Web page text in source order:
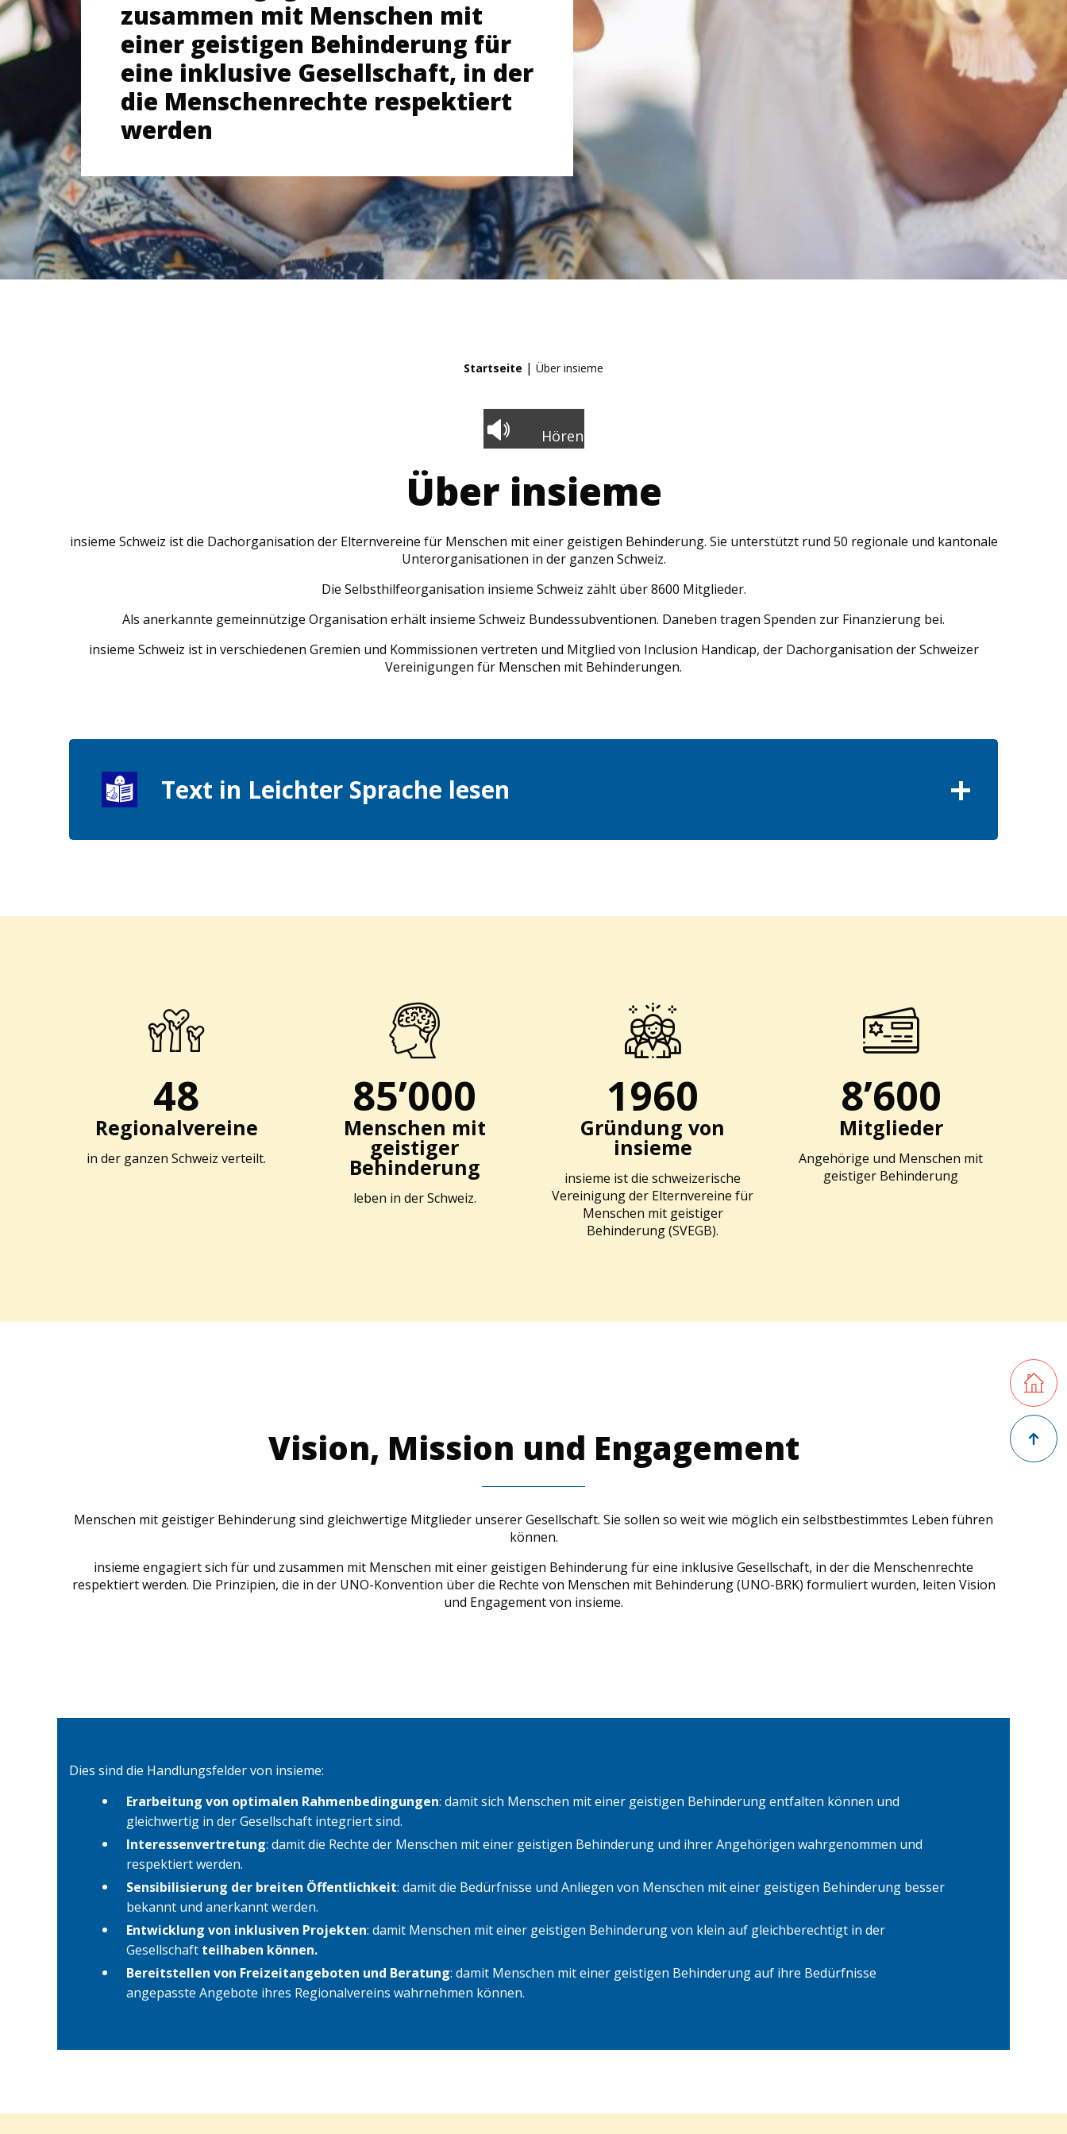
zusammen mit Menschen mit
einer geistigen Behinderung für
eine inklusive Gesellschaft, in der
die Menschenrechte respektiert
werden
Startseite | Über insieme
Hören
Über insieme
insieme Schweiz ist die Dachorganisation der Elternvereine für Menschen mit einer geistigen Behinderung. Sie unterstützt rund 50 regionale und kantonale
Unterorganisationen in der ganzen Schweiz.
Die Selbsthilfeorganisation insieme Schweiz zählt über 8600 Mitglieder.
Als anerkannte gemeinnützige Organisation erhält insieme Schweiz Bundessubventionen. Daneben tragen Spenden zur Finanzierung bei.
insieme Schweiz ist in verschiedenen Gremien und Kommissionen vertreten und Mitglied von Inclusion Handicap, der Dachorganisation der Schweizer
Vereinigungen für Menschen mit Behinderungen.
Text in Leichter Sprache lesen
48
Regionalvereine
in der ganzen Schweiz verteilt.
85’000
Menschen mit
geistiger
Behinderung
leben in der Schweiz.
1960
Gründung von
insieme
insieme ist die schweizerische
Vereinigung der Elternvereine für
Menschen mit geistiger
Behinderung (SVEGB).
8’600
Mitglieder
Angehörige und Menschen mit
geistiger Behinderung
Vision, Mission und Engagement
Menschen mit geistiger Behinderung sind gleichwertige Mitglieder unserer Gesellschaft. Sie sollen so weit wie möglich ein selbstbestimmtes Leben führen
können.
insieme engagiert sich für und zusammen mit Menschen mit einer geistigen Behinderung für eine inklusive Gesellschaft, in der die Menschenrechte
respektiert werden. Die Prinzipien, die in der UNO-Konvention über die Rechte von Menschen mit Behinderung (UNO-BRK) formuliert wurden, leiten Vision
und Engagement von insieme.
Dies sind die Handlungsfelder von insieme:
Erarbeitung von optimalen Rahmenbedingungen: damit sich Menschen mit einer geistigen Behinderung entfalten können und
gleichwertig in der Gesellschaft integriert sind.
Interessenvertretung: damit die Rechte der Menschen mit einer geistigen Behinderung und ihrer Angehörigen wahrgenommen und
respektiert werden.
Sensibilisierung der breiten Öffentlichkeit: damit die Bedürfnisse und Anliegen von Menschen mit einer geistigen Behinderung besser
bekannt und anerkannt werden.
Entwicklung von inklusiven Projekten: damit Menschen mit einer geistigen Behinderung von klein auf gleichberechtigt in der
Gesellschaft teilhaben können.
Bereitstellen von Freizeitangeboten und Beratung: damit Menschen mit einer geistigen Behinderung auf ihre Bedürfnisse
angepasste Angebote ihres Regionalvereins wahrnehmen können.
Zurück